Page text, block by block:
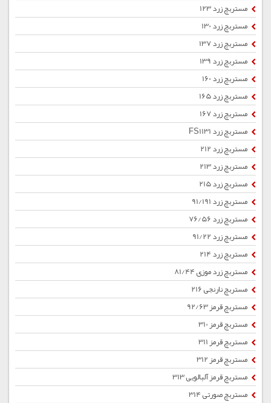
مستربچ زرد 123
مستربچ زرد 130
مستربچ زرد 137
مستربچ زرد 139
مستربچ زرد 160
مستربچ زرد 165
مستربچ زرد 167
مستربچ زرد FS1131
مستربچ زرد 212
مستربچ زرد 213
مستربچ زرد 215
مستربچ زرد 91/191
مستربچ زرد 76/56
مستربچ زرد 91/22
مستربچ زرد 214
مستربچ زرد موزی 81/44
مستربچ نارنجی 216
مستربچ قرمز 92/63
مستربچ قرمز 310
مستربچ قرمز 311
مستربچ قرمز 312
مستربچ قرمز آلبالویی 313
مستربچ صورتی 314